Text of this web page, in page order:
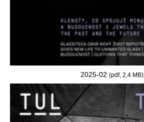
2025-02 (pdf, 2,4 MB)